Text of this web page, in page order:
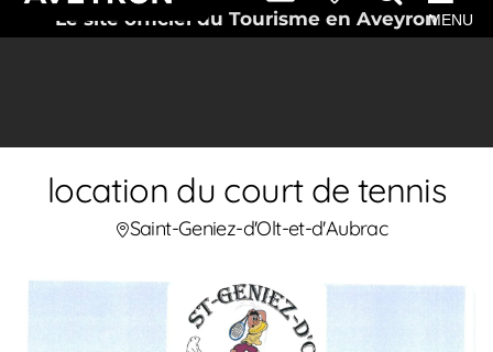
Le site officiel du Tourisme en AveyronMENU
location du court de tennis
Saint-Geniez-d'Olt-et-d'Aubrac